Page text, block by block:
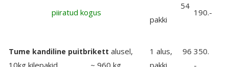
piiratud kogus
54
pakki
190.-
Tume kandiline puitbrikett alusel,
10kg kilepakid ~ 960 kg
1 alus, 96
pakki
350.
-